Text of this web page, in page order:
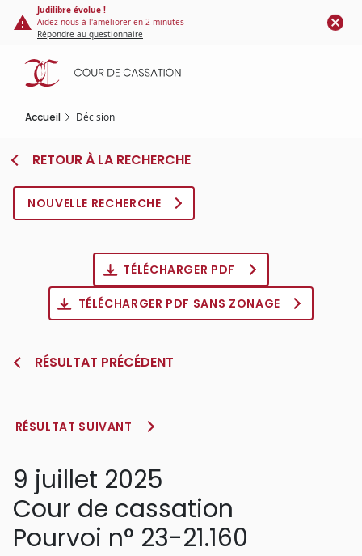
Panneau de gestion des cookies
contenu
principal
Judilibre évolue !
Aidez-nous à l'améliorer en 2 minutes
Répondre au questionnaire
Accueil Décision
RETOUR À LA RECHERCHE
NOUVELLE RECHERCHE
TÉLÉCHARGER PDF
TÉLÉCHARGER PDF SANS ZONAGE
RÉSULTAT PRÉCÉDENT
RÉSULTAT SUIVANT
9 juillet 2025
Cour de cassation
Pourvoi n° 23-21.160